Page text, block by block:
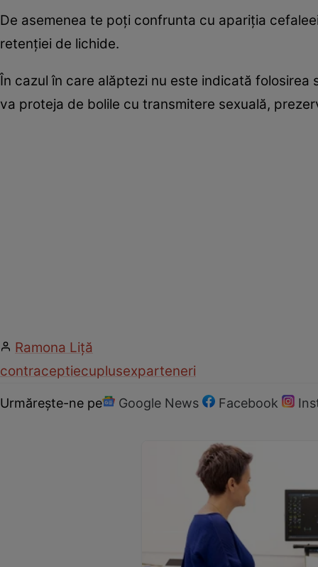
De asemenea te poţi confrunta cu apariţia
retenţiei de lichide.
În cazul în care alăptezi nu este indicată
va proteja de bolile cu transmitere sexuală,
Ramona Liţă
contraceptiecuplusexparteneri
Urmărește-ne pe Google News Facebook